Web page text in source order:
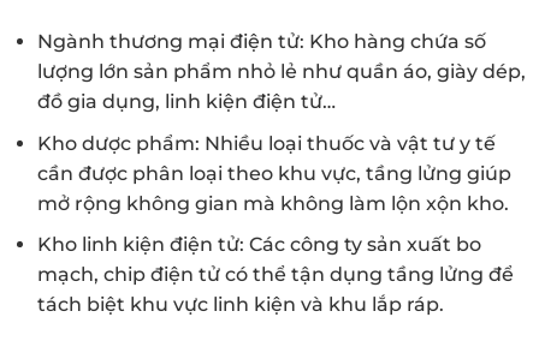
Ngành thương mại điện tử: Kho hàng chứa số
lượng lớn sản phẩm nhỏ lẻ như quần áo, giày dép,
đồ gia dụng, linh kiện điện tử…
Kho dược phẩm: Nhiều loại thuốc và vật tư y tế
cần được phân loại theo khu vực, tầng lửng giúp
mở rộng không gian mà không làm lộn xộn kho.
Kho linh kiện điện tử: Các công ty sản xuất bo
mạch, chip điện tử có thể tận dụng tầng lửng để
tách biệt khu vực linh kiện và khu lắp ráp.